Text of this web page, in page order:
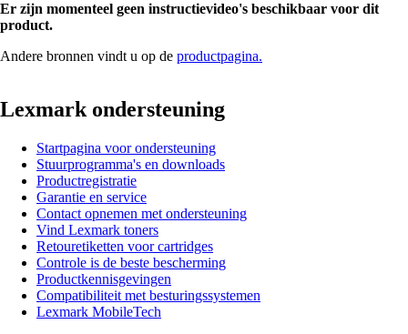
Er zijn momenteel geen instructievideo's beschikbaar voor dit
product.
Andere bronnen vindt u op de productpagina.
Lexmark ondersteuning
Startpagina voor ondersteuning
Stuurprogramma's en downloads
Productregistratie
Garantie en service
Contact opnemen met ondersteuning
Vind Lexmark toners
Retouretiketten voor cartridges
Controle is de beste bescherming
Productkennisgevingen
Compatibiliteit met besturingssystemen
Lexmark MobileTech